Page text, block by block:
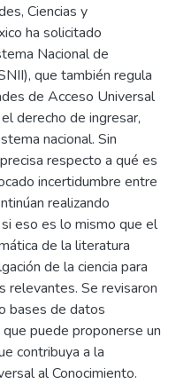
Ciencias y
ha solicitado
Nacional de
que también regula
de Acceso Universal
derecho de ingresar,
nacional. Sin
respecto a qué es
incertidumbre entre
realizando
eso es lo mismo que el
de la literatura
de la ciencia para
relevantes. Se revisaron
bases de datos
puede proponerse un
contribuya a la
al Conocimiento.